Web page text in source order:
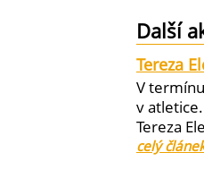
Další
Tereza
V
v
Tereza
celý